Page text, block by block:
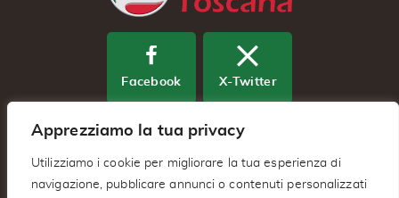
Apprezziamo la tua privacy
Utilizziamo i cookie per migliorare la tua esperienza di
navigazione, pubblicare annunci o contenuti personalizzati
Facebook X-Twitter
Youtube